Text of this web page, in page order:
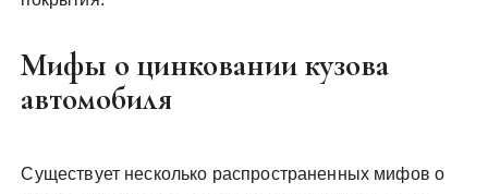
Мифы о цинковании кузова
автомобиля
Существует несколько распространенных мифов о